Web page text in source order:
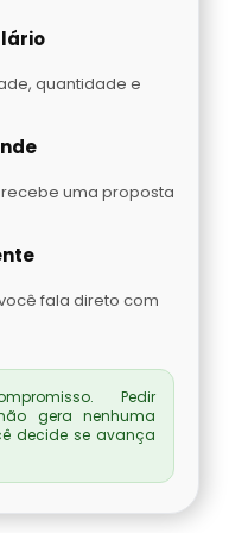
Chopp
Preço
Para Alugar
50 Litros
Preço
Litros
Medicinal
Hospitalar
quantidade e
uma proposta
fala direto com
Pedir
gera nenhuma
decide se avança